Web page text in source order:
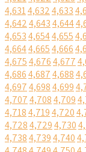
4,6314,6324,633
4,6424,6434,644
4,6534,6544,655
4,6644,6654,666
4,6754,6764,677
4,6864,6874,688
4,6974,6984,699
4,7074,7084,709
4,7184,7194,720
4,7284,7294,730
4,7384,7394,740